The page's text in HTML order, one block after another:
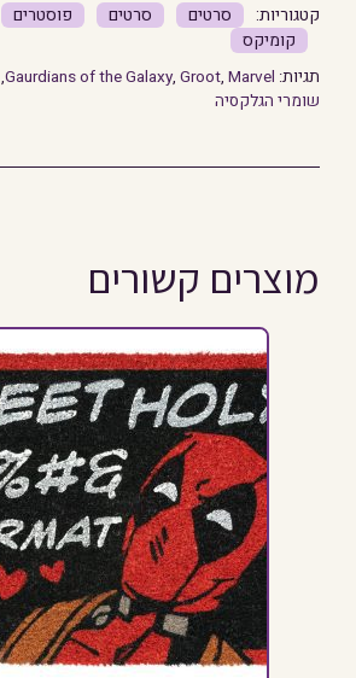
סרטים סרטים פוסטרים
קומיקס
תגיות: Gaurdians of the Galaxy, Groot, Marvel
,
שומרי הגלקסיה
מוצרים קשורים